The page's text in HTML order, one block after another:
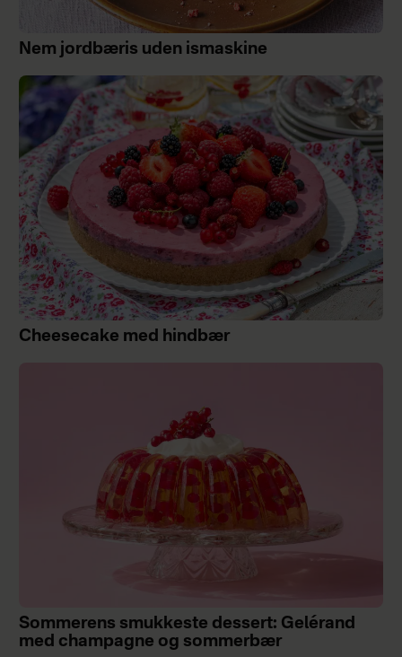
Nem jordbæris uden ismaskine
Cheesecake med hindbær
Sommerens smukkeste dessert: Gelérand
med champagne og sommerbær